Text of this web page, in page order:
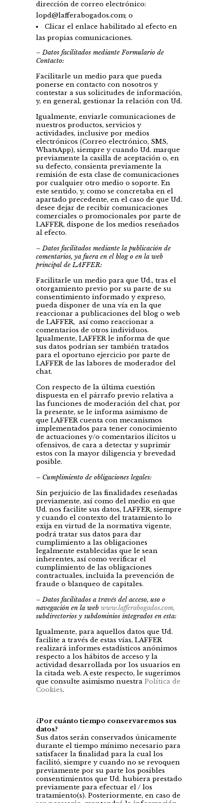
dirección de correo electrónico:
lopd@lafferabogados.com; o
Clicar el enlace habilitado al efecto en
las propias comunicaciones.
– Datos facilitados mediante Formulario de
Contacto:
Facilitarle un medio para que pueda
ponerse en contacto con nosotros y
contestar a sus solicitudes de información,
y, en general, gestionar la relación con Ud.
Igualmente, enviarle comunicaciones de
nuestros productos, servicios y
actividades, inclusive por medios
electrónicos (Correo electrónico, SMS,
WhatsApp), siempre y cuando Ud. marque
previamente la casilla de aceptación o, en
su defecto, consienta previamente la
remisión de esta clase de comunicaciones
por cualquier otro medio o soporte. En
este sentido, y, como se concretaba en el
apartado precedente, en el caso de que Ud.
desee dejar de recibir comunicaciones
comerciales o promocionales por parte de
LAFFER, dispone de los medios reseñados
al efecto.
– Datos facilitados mediante la publicación de
comentarios, ya fuera en el blog o en la web
principal de LAFFER:
Facilitarle un medio para que Ud., tras el
otorgamiento previo por su parte de su
consentimiento informado y expreso,
pueda disponer de una vía en la que
reaccionar a publicaciones del blog o web
de LAFFER, así como reaccionar a
comentarios de otros individuos.
Igualmente, LAFFER le informa de que
sus datos podrían ser también tratados
para el oportuno ejercicio por parte de
LAFFER de las labores de moderador del
chat.
Con respecto de la última cuestión
dispuesta en el párrafo previo relativa a
las funciones de moderación del chat, por
la presente, se le informa asimismo de
que LAFFER cuenta con mecanismos
implementados para tener conocimiento
de actuaciones y/o comentarios ilícitos u
ofensivos, de cara a detectar y suprimir
estos con la mayor diligencia y brevedad
posible.
– Cumplimiento de obligaciones legales:
Sin perjuicio de las finalidades reseñadas
previamente, así como del medio en que
Ud. nos facilite sus datos, LAFFER, siempre
y cuando el contexto del tratamiento lo
exija en virtud de la normativa vigente,
podrá tratar sus datos para dar
cumplimiento a las obligaciones
legalmente establecidas que le sean
inherentes, así como verificar el
cumplimiento de las obligaciones
contractuales, incluida la prevención de
fraude o blanqueo de capitales.
– Datos facilitados a través del acceso, uso o
navegación en la web www.lafferabogados.com,
subdirectorios y subdominios integrados en esta:
Igualmente, para aquellos datos que Ud.
facilite a través de estas vías, LAFFER
realizará informes estadísticos anónimos
respecto a los hábitos de acceso y la
actividad desarrollada por los usuarios en
la citada web. A este respecto, le sugerimos
que consulte asimismo nuestra Política de
Cookies.
¿Por cuánto tiempo conservaremos sus
datos?
Sus datos serán conservados únicamente
durante el tiempo mínimo necesario para
satisfacer la finalidad para la cual los
facilitó, siempre y cuando no se revoquen
previamente por su parte los posibles
consentimientos que Ud. hubiera prestado
previamente para efectuar el / los
tratamiento(s). Posteriormente, en caso de